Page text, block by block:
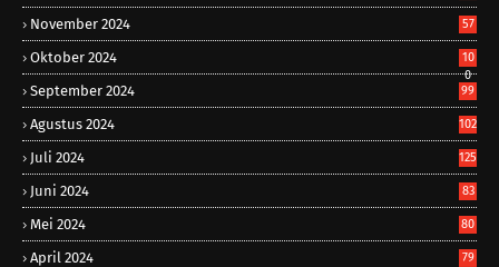
November 2024 57
Oktober 2024
10
0
September 2024 99
Agustus 2024 102
Juli 2024 125
Juni 2024 83
Mei 2024 80
April 2024 79